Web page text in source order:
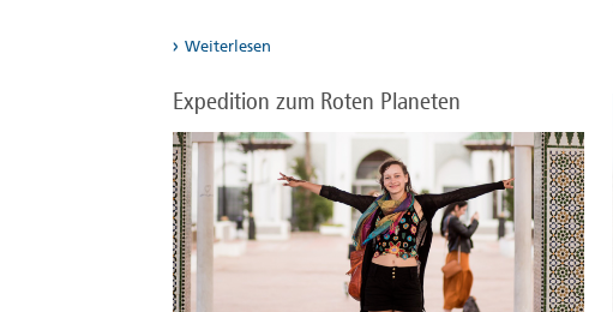
Weiterlesen
Expedition zum Roten Planeten